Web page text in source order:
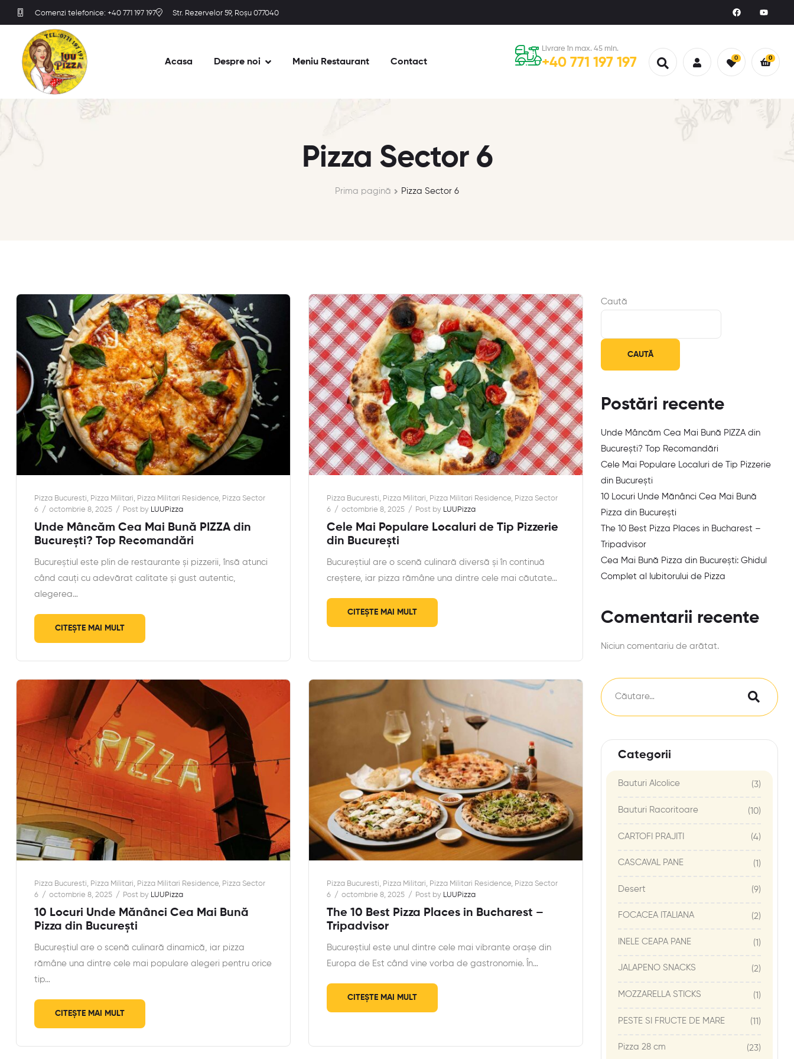
Comenzi telefonice: +40 771 197 197 Str. Rezervelor 59, Roșu 077040
Acasa Despre noi Meniu Restaurant Contact
Livrare în max. 45 min.
+40 771 197 197 0 0
Pizza Sector 6
Prima pagină Pizza Sector 6
Pizza Bucuresti Pizza Militari Pizza Militari Residence
Pizza Sector
6
octombrie 8, 2025 Post by LUUPizza
Unde Mâncăm Cea Mai Bună PIZZA din
București? Top Recomandări
Bucureștiul este plin de restaurante și pizzerii, însă atunci
când cauți cu adevărat calitate și gust autentic,
alegerea…
CITEȘTE MAI MULT
Pizza Bucuresti Pizza Militari Pizza Militari Residence
Pizza Sector
6
octombrie 8, 2025 Post by LUUPizza
Cele Mai Populare Localuri de Tip Pizzerie
din București
Bucureștiul are o scenă culinară diversă și în continuă
creștere, iar pizza rămâne una dintre cele mai căutate…
CITEȘTE MAI MULT
Pizza Bucuresti Pizza Militari Pizza Militari Residence
Pizza Sector
6
octombrie 8, 2025 Post by LUUPizza
10 Locuri Unde Mănânci Cea Mai Bună
Pizza din București
Bucureștiul are o scenă culinară dinamică, iar pizza
rămâne una dintre cele mai populare alegeri pentru orice
tip…
CITEȘTE MAI MULT
Pizza Bucuresti Pizza Militari Pizza Militari Residence
Pizza Sector
6
octombrie 8, 2025 Post by LUUPizza
The 10 Best Pizza Places in Bucharest –
Tripadvisor
Bucureștiul este unul dintre cele mai vibrante orașe din
Europa de Est când vine vorba de gastronomie. În…
CITEȘTE MAI MULT
Caută
CAUTĂ
Postări recente
Unde Mâncăm Cea Mai Bună PIZZA din
București? Top Recomandări
Cele Mai Populare Localuri de Tip Pizzerie
din București
10 Locuri Unde Mănânci Cea Mai Bună
Pizza din București
The 10 Best Pizza Places in Bucharest –
Tripadvisor
Cea Mai Bună Pizza din București: Ghidul
Complet al Iubitorului de Pizza
Comentarii recente
Niciun comentariu de arătat.
Categorii
Bauturi Alcolice (3)
Bauturi Racoritoare (10)
CARTOFI PRAJITI (4)
CASCAVAL PANE (1)
Desert (9)
FOCACEA ITALIANA (2)
INELE CEAPA PANE (1)
JALAPENO SNACKS (2)
MOZZARELLA STICKS (1)
PESTE SI FRUCTE DE MARE (11)
Pizza 28 cm (23)